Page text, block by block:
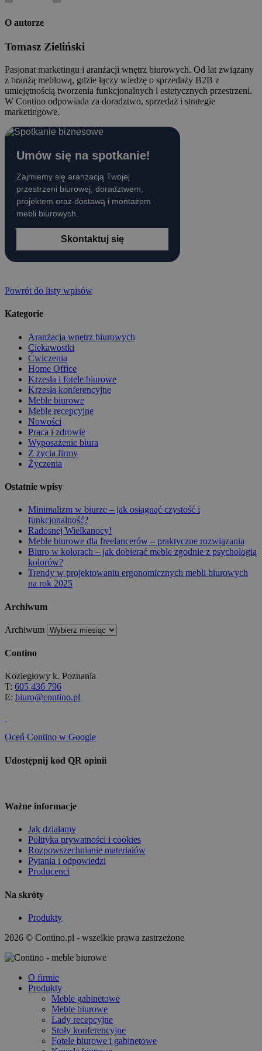
O autorze
Tomasz Zieliński
Pasjonat marketingu i aranżacji wnętrz biurowych. Od lat związany
z branżą meblową, gdzie łączy wiedzę o sprzedaży B2B z
umiejętnością tworzenia funkcjonalnych i estetycznych przestrzeni.
W Contino odpowiada za doradztwo, sprzedaż i strategie
marketingowe.
Umów się na spotkanie!
Zajmiemy się aranżacją Twojej
przestrzeni biurowej, doradztwem,
projektem oraz dostawą i montażem
mebli biurowych.
Skontaktuj się
Powrót do listy wpisów
Kategorie
Aranżacja wnętrz biurowych
Ciekawostki
Ćwiczenia
Home Office
Krzesła i fotele biurowe
Krzesła konferencyjne
Meble biurowe
Meble recepcyjne
Nowości
Praca i zdrowie
Wyposażenie biura
Z życia firmy
Życzenia
Ostatnie wpisy
Minimalizm w biurze – jak osiągnąć czystość i
funkcjonalność?
Radosnej Wielkanocy!
Meble biurowe dla freelancerów – praktyczne rozwiązania
Biuro w kolorach – jak dobierać meble zgodnie z psychologią
kolorów?
Trendy w projektowaniu ergonomicznych mebli biurowych
na rok 2025
Archiwum
Archiwum
Contino
Koziegłowy k. Poznania
T: 605 436 796
E: biuro@contino.pl
Oceń Contino w Google
Udostępnij kod QR opinii
Ważne informacje
Jak działamy
Polityka prywatności i cookies
Rozpowszechnianie materiałów
Pytania i odpowiedzi
Producenci
Na skróty
Produkty
2026 © Contino.pl - wszelkie prawa zastrzeżone
O firmie
Produkty
Meble gabinetowe
Meble biurowe
Lady recepcyjne
Stoły konferencyjne
Fotele biurowe i gabinetowe